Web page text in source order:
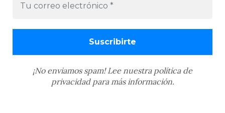
¡No enviamos spam! Lee nuestra política de
privacidadpara más información.